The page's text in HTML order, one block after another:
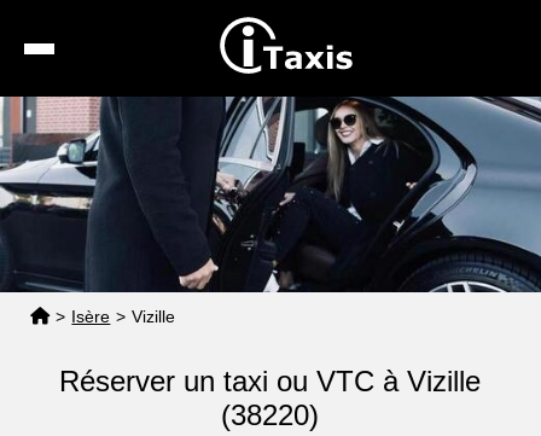
Recherche
Calcul de tarif
Taxis conventionnés
Espace pro
> Isère > Vizille
Réserver un taxi ou VTC à Vizille
(38220)